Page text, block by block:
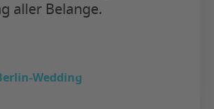
aller Belange.
Wedding